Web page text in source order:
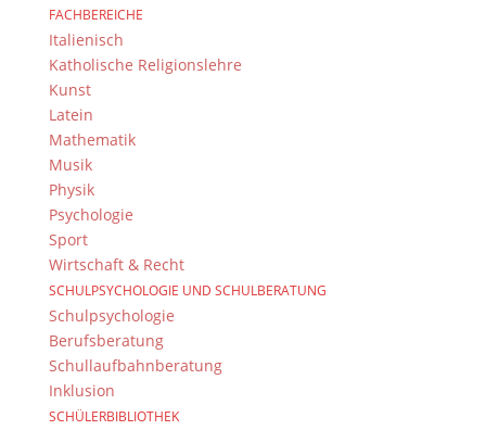
FACHBEREICHE
Italienisch
Katholische Religionslehre
Kunst
Latein
Mathematik
Musik
Physik
Psychologie
Sport
Wirtschaft & Recht
SCHULPSYCHOLOGIE UND SCHULBERATUNG
Schulpsychologie
Berufsberatung
Schullaufbahnberatung
Inklusion
SCHÜLERBIBLIOTHEK
Kontakt Webteam
Kontaktieren Sie das Webteam
© 2015-2017 Dientzenhofer-Gymnasium Bamberg -
Von Hand erstellt. Mit viel